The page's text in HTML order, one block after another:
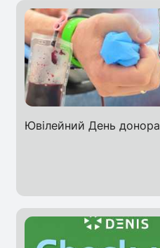
Ювілейний День донора